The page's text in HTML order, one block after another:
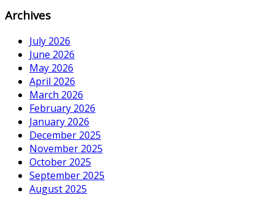
Archives
July 2026
June 2026
May 2026
April 2026
March 2026
February 2026
January 2026
December 2025
November 2025
October 2025
September 2025
August 2025